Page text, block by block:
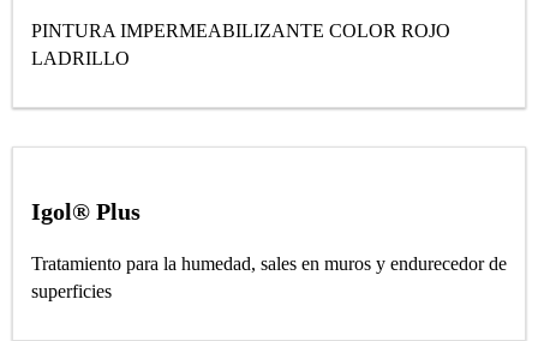
PINTURA IMPERMEABILIZANTE COLOR ROJO
LADRILLO
Igol® Plus
Tratamiento para la humedad, sales en muros y endurecedor de
superficies